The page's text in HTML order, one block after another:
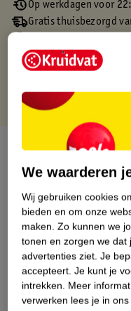
Op werkdagen voor
Gratis thuisbezorgd
Gratis punten met je
Over dit product
Productinformatie
Etiketinformatie
Nature Impact Score
Dit
We waarderen
Wij gebruiken cookies
bieden en om onze
maken. Zo kunnen we
tonen en zorgen we dat
advertenties ziet. Je
accepteert. Je kunt je
intrekken. Meer
verwerken lees je in ons